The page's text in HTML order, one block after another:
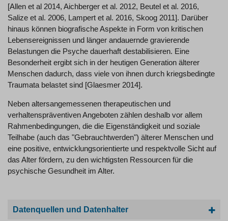
[Allen et al 2014, Aichberger et al. 2012, Beutel et al. 2016,
Salize et al. 2006, Lampert et al. 2016, Skoog 2011]. Darüber
hinaus können biografische Aspekte in Form von kritischen
Lebensereignissen und länger andauernde gravierende
Belastungen die Psyche dauerhaft destabilisieren. Eine
Besonderheit ergibt sich in der heutigen Generation älterer
Menschen dadurch, dass viele von ihnen durch kriegsbedingte
Traumata belastet sind [Glaesmer 2014].
Neben altersangemessenen therapeutischen und
verhaltenspräventiven Angeboten zählen deshalb vor allem
Rahmenbedingungen, die die Eigenständigkeit und soziale
Teilhabe (auch das "Gebrauchtwerden") älterer Menschen und
eine positive, entwicklungsorientierte und respektvolle Sicht auf
das Alter fördern, zu den wichtigsten Ressourcen für die
psychische Gesundheit im Alter.
Datenquellen und Datenhalter